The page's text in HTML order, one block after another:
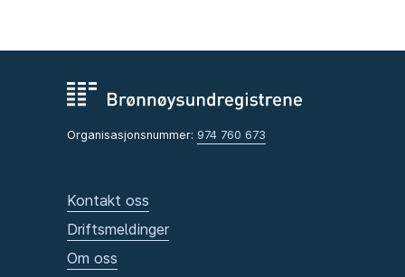
Organisasjonsnummer: 974 760 673
Kontakt oss
Driftsmeldinger
Om oss